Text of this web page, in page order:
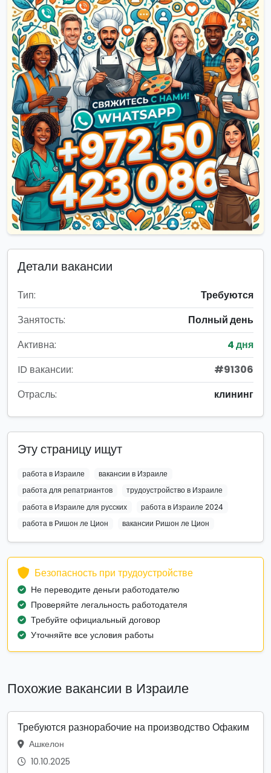
Детали вакансии
Тип:
Требуются
Занятость:
Полный день
Активна:
4 дня
ID вакансии:
#91306
Отрасль:
клининг
Эту страницу ищут
работа в Израиле
вакансии в Израиле
работа для репатриантов
трудоустройство в Израиле
работа в Израиле для русских
работа в Израиле 2024
работа в Ришон ле Цион
вакансии Ришон ле Цион
Безопасность при трудоустройстве
Не переводите деньги работодателю
Проверяйте легальность работодателя
Требуйте официальный договор
Уточняйте все условия работы
Похожие вакансии в Израиле
Требуются разнорабочие на производство Офаким
Ашкелон
10.10.2025